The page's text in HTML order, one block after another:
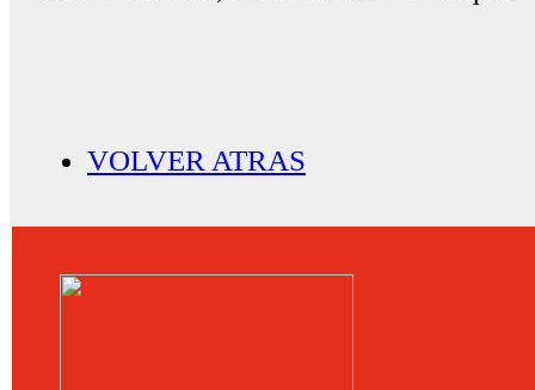
VOLVER ATRAS